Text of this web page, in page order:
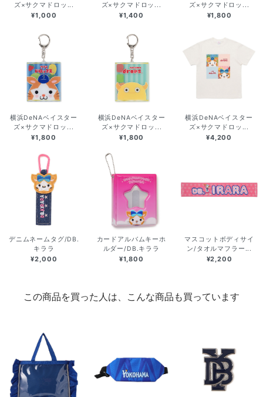
ズ×サクマドロッ...
¥1,000
ズ×サクマドロッ...
¥1,400
ズ×サクマドロッ...
¥1,800
横浜DeNAベイスター
ズ×サクマドロッ...
¥1,800
横浜DeNAベイスター
ズ×サクマドロッ...
¥1,800
横浜DeNAベイスター
ズ×サクマドロッ...
¥4,200
デニムネームタグ/DB.
キララ
¥2,000
カードアルバムキーホ
ルダー/DB.キララ
¥1,800
マスコットボディサイ
ン/タオルマフラー...
¥2,200
この商品を買った人は、こんな商品も買っています